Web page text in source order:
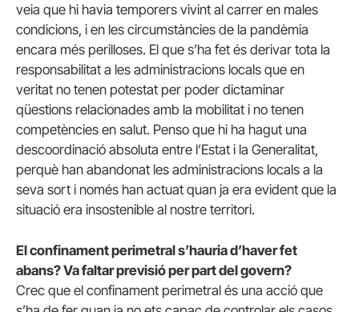
veia que hi havia temporers vivint al carrer en males
condicions, i en les circumstàncies de la pandèmia
encara més perilloses. El que s’ha fet és derivar tota la
responsabilitat a les administracions locals que en
veritat no tenen potestat per poder dictaminar
qüestions relacionades amb la mobilitat i no tenen
competències en salut. Penso que hi ha hagut una
descoordinació absoluta entre l’Estat i la Generalitat,
perquè han abandonat les administracions locals a la
seva sort i només han actuat quan ja era evident que la
situació era insostenible al nostre territori.
El confinament perimetral s’hauria d’haver fet
abans? Va faltar previsió per part del govern?
Crec que el confinament perimetral és una acció que